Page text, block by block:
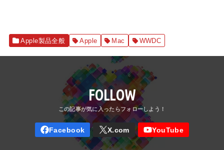
Apple製品全般 Apple Mac WWDC
FOLLOW